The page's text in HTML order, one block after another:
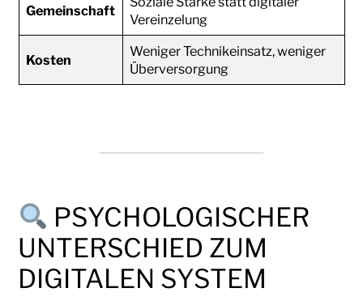
Gemeinschaft
Vereinzelung
Kosten
Weniger Technikeinsatz, weniger
Überversorgung
PSYCHOLOGISCHER
UNTERSCHIED ZUM
DIGITALEN SYSTEM